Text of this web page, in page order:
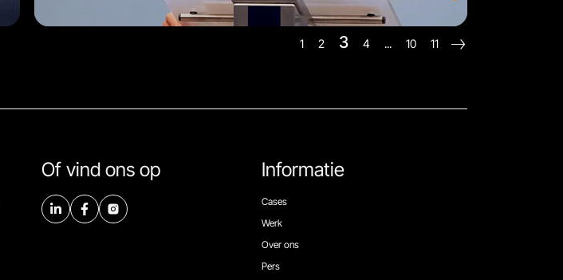
1 2 3 4 ... 10 11
Of vind ons op Informatie
Cases
Werk
Over ons
Pers